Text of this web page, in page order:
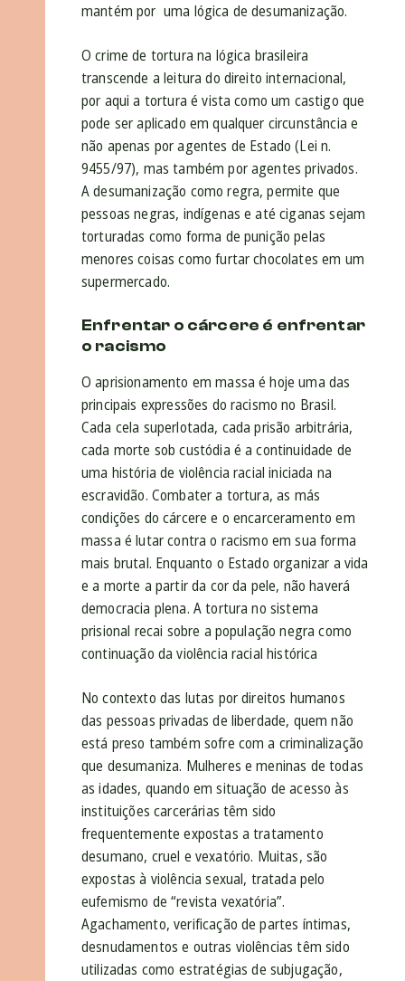
mantém por uma lógica de desumanização.
O crime de tortura na lógica brasileira
transcende a leitura do direito internacional,
por aqui a tortura é vista como um castigo que
pode ser aplicado em qualquer circunstância e
não apenas por agentes de Estado (Lei n.
9455/97), mas também por agentes privados.
A desumanização como regra, permite que
pessoas negras, indígenas e até ciganas sejam
torturadas como forma de punição pelas
menores coisas como furtar chocolates em um
supermercado.
Enfrentar o cárcere é enfrentar
o racismo
O aprisionamento em massa é hoje uma das
principais expressões do racismo no Brasil.
Cada cela superlotada, cada prisão arbitrária,
cada morte sob custódia é a continuidade de
uma história de violência racial iniciada na
escravidão. Combater a tortura, as más
condições do cárcere e o encarceramento em
massa é lutar contra o racismo em sua forma
mais brutal. Enquanto o Estado organizar a vida
e a morte a partir da cor da pele, não haverá
democracia plena. A tortura no sistema
prisional recai sobre a população negra como
continuação da violência racial histórica
No contexto das lutas por direitos humanos
das pessoas privadas de liberdade, quem não
está preso também sofre com a criminalização
que desumaniza. Mulheres e meninas de todas
as idades, quando em situação de acesso às
instituições carcerárias têm sido
frequentemente expostas a tratamento
desumano, cruel e vexatório. Muitas, são
expostas à violência sexual, tratada pelo
eufemismo de “revista vexatória”.
Agachamento, verificação de partes íntimas,
desnudamentos e outras violências têm sido
utilizadas como estratégias de subjugação,